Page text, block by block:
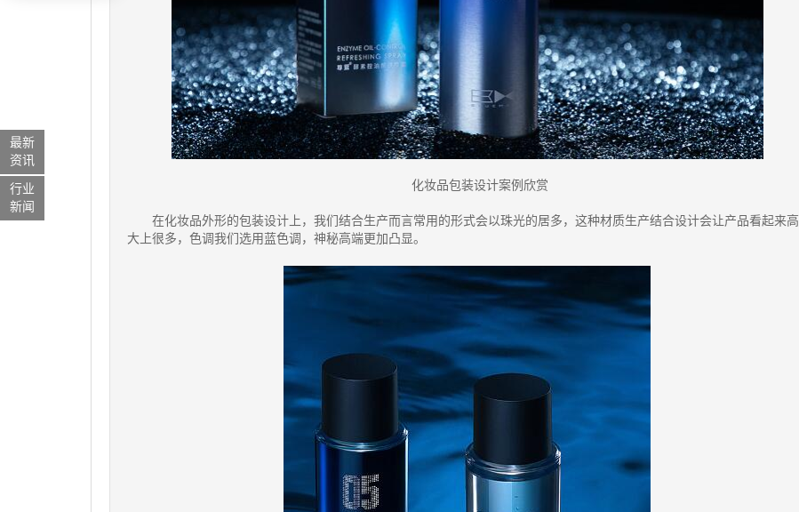
化妆品包装设计案例欣赏
在化妆品外形的包装设计上，我们结合生产而言常用的形式会以珠光的居多，这种材质生产结合设计会让产品看起来高
大上很多，色调我们选用蓝色调，神秘高端更加凸显。
最新
资讯
行业
新闻